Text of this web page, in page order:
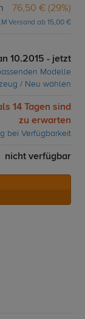
76,50 € (29%)
M Versand ab 15,00 €
10.2015 - jetzt
Modelle
/ Neu wählen
14 Tagen sind
zu erwarten
bei Verfügbarkeit
nicht verfügbar